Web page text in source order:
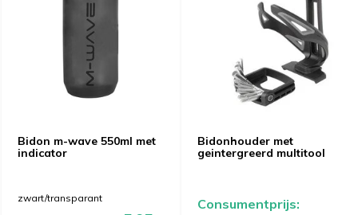
Bidon m-wave 550ml met
indicator
zwart/transparant
Bidonhouder met
geintergreerd multitool
Consumentprijs: